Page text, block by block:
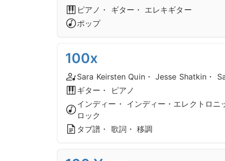
ピアノ・ ギター・ エレキギター
ポップ
100x
Sara Keirsten Quin・ Jesse Shatkin・
ギター・ ピアノ
インディー・ インディー・エレクトロニ
ロック
タブ譜・ 歌詞・ 移調